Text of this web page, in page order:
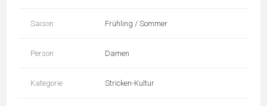
Saison Frühling / Sommer
Person Damen
Kategorie Stricken-Kultur